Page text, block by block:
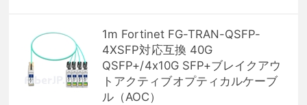
1m Fortinet FG-TRAN-QSFP-
4XSFP対応互換 40G
QSFP+/4x10G SFP+ブレイクアウ
トアクティブオプティカルケーブ
ル（AOC）